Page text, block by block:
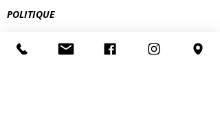
POLITIQUE
FEU O LAC
5 square Aristide Briand